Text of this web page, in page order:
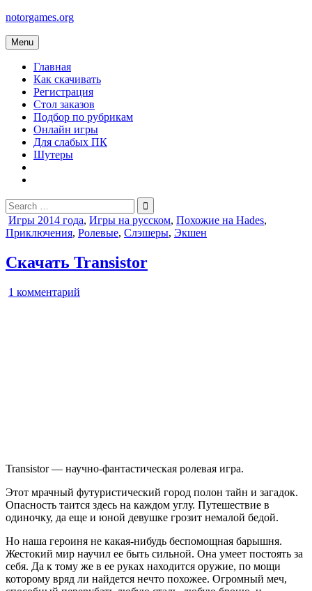
Skip
content
notorgames.org
Menu
Главная
Как скачивать
Регистрация
Стол заказов
Подбор по рубрикам
Онлайн игры
Для слабых ПК
Шутеры
Search
for:
Posted
in
Игры 2014 года, Игры на русском, Похожие на Hades,
Приключения, Ролевые, Слэшеры, Экшен
Скачать Transistor
1 комментарий
Transistor — научно-фантастическая ролевая игра.
Этот мрачный футуристический город полон тайн и загадок.
Опасность таится здесь на каждом углу. Путешествие в
одиночку, да еще и юной девушке грозит немалой бедой.
Но наша героиня не какая-нибудь беспомощная барышня.
Жестокий мир научил ее быть сильной. Она умеет постоять за
себя. Да к тому же в ее руках находится оружие, по мощи
которому вряд ли найдется нечто похожее. Огромный меч,